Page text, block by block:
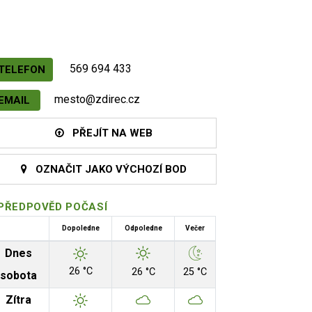
569 694 433
mesto@zdirec.cz
PŘEJÍT NA WEB
OZNAČIT JAKO VÝCHOZÍ BOD
POČASÍ
Dopoledne Odpoledne Večer
Dnes
sobota
26 °C 26 °C 25 °C
Zítra